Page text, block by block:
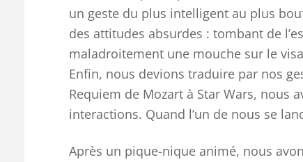
un geste du plus intelligent au plus
des attitudes absurdes : tombant de
maladroitement une mouche sur le
Enfin, nous devions traduire par nos
Requiem de Mozart à Star Wars, nous
interactions. Quand l’un de nous se
Après un pique-nique animé, nous